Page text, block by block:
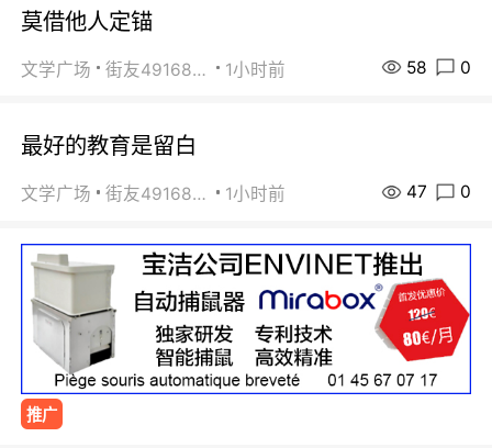
莫借他人定锚
文学广场 街友49168527 1小时前 58 0
最好的教育是留白
文学广场 街友49168527 1小时前 47 0
推广